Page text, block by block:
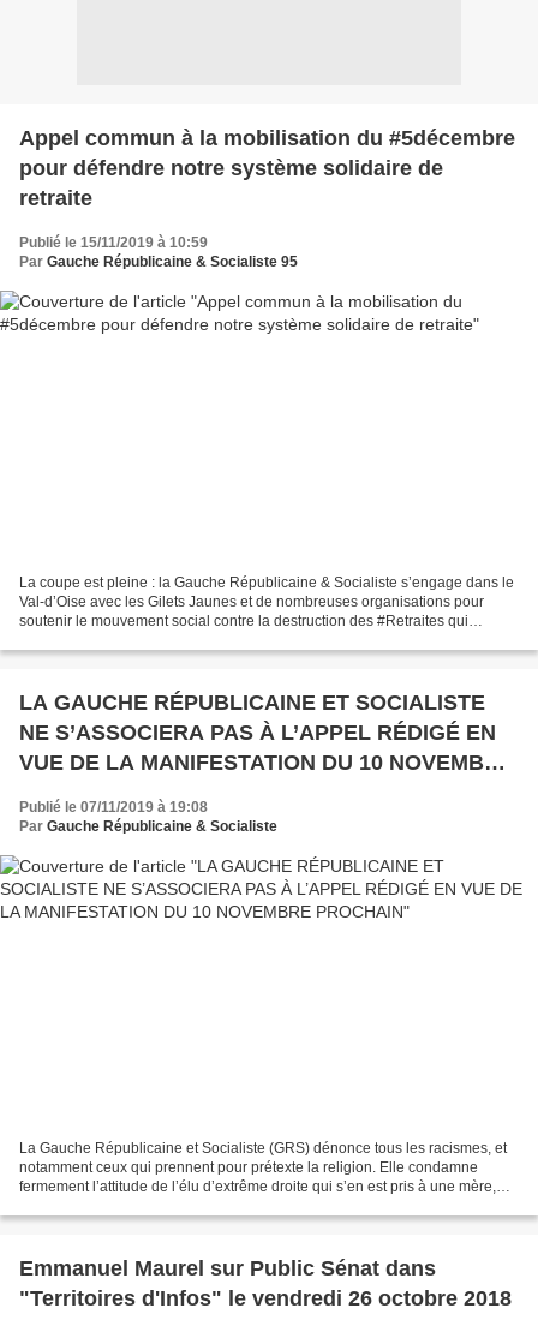
Appel commun à la mobilisation du #5décembre
pour défendre notre système solidaire de
retraite
Publié le 15/11/2019 à 10:59
Par Gauche Républicaine & Socialiste 95
La coupe est pleine : la Gauche Républicaine & Socialiste s’engage dans le
Val-d’Oise avec les Gilets Jaunes et de nombreuses organisations pour
soutenir le mouvement social contre la destruction des #Retraites qui
LA GAUCHE RÉPUBLICAINE ET SOCIALISTE
NE S’ASSOCIERA PAS À L’APPEL RÉDIGÉ EN
VUE DE LA MANIFESTATION DU 10 NOVEMBRE
PROCHAIN
Publié le 07/11/2019 à 19:08
Par Gauche Républicaine & Socialiste
La Gauche Républicaine et Socialiste (GRS) dénonce tous les racismes, et
notamment ceux qui prennent pour prétexte la religion. Elle condamne
fermement l’attitude de l’élu d’extrême droite qui s’en est pris à une mère,
Emmanuel Maurel sur Public Sénat dans
"Territoires d'Infos" le vendredi 26 octobre 2018